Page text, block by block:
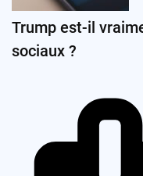
Trump est-il
sociaux ?